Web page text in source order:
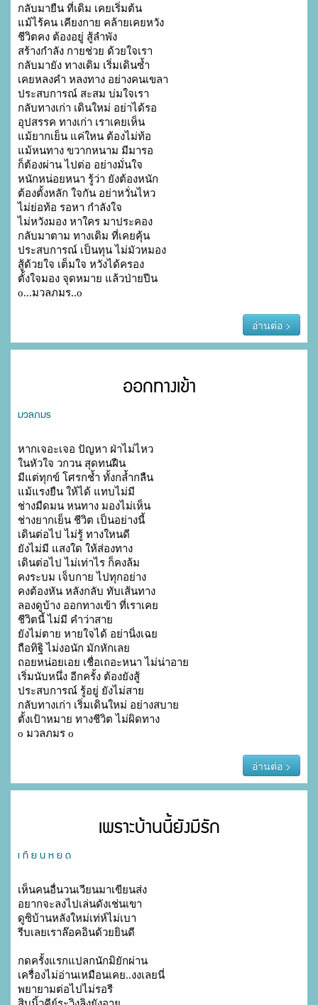
กลับมายืน ที่เดิม เคยเริ่มต้น
แม้ไร้คน เคียงกาย คล้ายเคยหวัง
ชีวิตคง ต้องอยู่ สู้ลำพัง
สร้างกำลัง กายช่วย ด้วยใจเรา
กลับมายัง ทางเดิม เริ่มเดินซ้ำ
เคยหลงคำ หลงทาง อย่างคนเขลา
ประสบการณ์ สะสม บ่มใจเรา
กลับทางเก่า เดินใหม่ อย่าได้รอ
อุปสรรค ทางเก่า เราเคยเห็น
แม้ยากเย็น แค่ใหน ต้องไม่ท้อ
แม้หนทาง ขวากหนาม มีมารอ
ก็ต้องผ่าน ไปต่อ อย่างมั่นใจ
หนักหน่อยหนา รู้ว่า ยังต้องหนัก
ต้องตั้งหลัก ใจกัน อย่าหวั่นไหว
ไม่ย่อท้อ รอหา กำลังใจ
ไม่หวังมอง หาใคร มาประคอง
กลับมาตาม ทางเดิม ที่เคยคุ้น
ประสบการณ์ เป็นทุน ไม่มัวหมอง
สู้ด้วยใจ เต็มใจ หวังได้ครอง
ตั้งใจมอง จุดหมาย แล้วป่ายปีน
o...มวลภมร..o
อ่านต่อ >
ออกทางเข้า
มวลภมร
หากเจอะเจอ ปัญหา ฝ่าไม่ไหว
ในหัวใจ วกวน สุดทนฝืน
มีแต่ทุกข์ โศรกช้ำ ทั้งกล้ำกลืน
แม้แรงยืน ให้ได้ แทบไม่มี
ช่างมืดมน หนทาง มองไม่เห็น
ช่างยากเย็น ชีวิต เป็นอย่างนี้
เดินต่อไป ไม่รู้ ทางใหนดี
ยังไม่มี แสงใด ให้ส่องทาง
เดินต่อไป ไม่เท่าไร ก็คงล้ม
คงระบม เจ็บกาย ไปทุกอย่าง
คงต้องหัน หลังกลับ ทับเส้นทาง
ลองดูบ้าง ออกทางเข้า ที่เราเคย
ชีวิตนี้ ไม่มี คำว่าสาย
ยังไม่ตาย หายใจได้ อย่านิ่งเฉย
ถือทิฐิ ไม่งอนัก มักหักเลย
ถอยหน่อยเอย เชื่อเถอะหนา ไม่น่าอาย
เริ่มนับหนึ่ง อีกครั้ง ต้องยังสู้
ประสบการณ์ รู้อยู่ ยังไม่สาย
กลับทางเก่า เริ่มเดินใหม่ อย่างสบาย
ตั้งเป้าหมาย ทางชีวิต ไม่ผิดทาง
o มวลภมร o
อ่านต่อ >
เพราะบ้านนี้ยังมีรัก
เ ที ย น ห ย ด
เห็นคนอื่นวนเวียนมาเขียนส่ง
อยากจะลงไปเล่นดังเช่นเขา
ดูซิบ้านหลังใหม่เท่ห์ไม่เบา
รีบเลยเราล๊อคอินด้วยยินดี
กดครั้งแรกแปลกนักมิยักผ่าน
เครื่องไม่อ่านเหมือนเคย..งงเลยนี่
พยายามต่อไปไม่รอรี